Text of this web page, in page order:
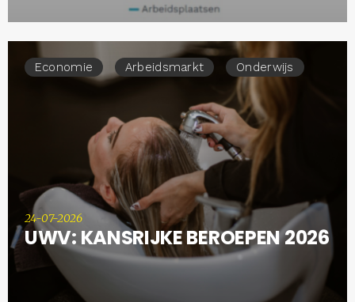
Economie Arbeidsmarkt Onderwijs
24-07-2026
UWV: KANSRIJKE BEROEPEN 2026